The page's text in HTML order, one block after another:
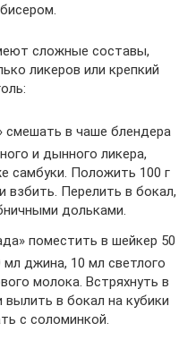
сложные составы,
ликеров или крепкий
смешать в чаше блендера
и дынного ликера,
самбуки. Положить 100 г
взбить. Перелить в бокал,
дольками.
поместить в шейкер 50
джина, 10 мл светлого
молока. Встряхнуть в
вылить в бокал на кубики
с соломинкой.